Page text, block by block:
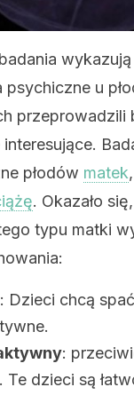
psychiczne u
przeprowadzili
interesujące.
płodów matek
. Okazało
typu matki
: Dzieci chcą
:
Te dzieci są